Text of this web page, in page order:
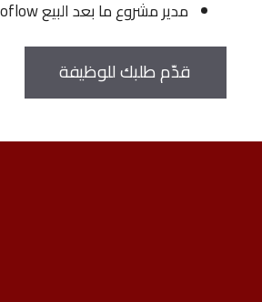
مدير مشروع ما بعد البيع Rotoflow .